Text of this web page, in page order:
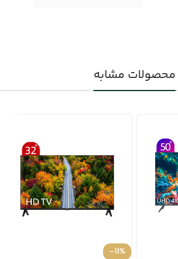
محصولات مشابه
-11%